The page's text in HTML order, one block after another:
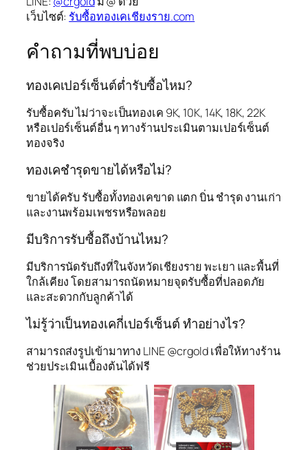
เว็บไซต์: รับซื้อทองเคเชียงราย.com
คำถามที่พบบ่อย
ทองเคเปอร์เซ็นต์ต่ำรับซื้อไหม?
รับซื้อครับ ไม่ว่าจะเป็นทองเค 9K, 10K, 14K, 18K, 22K
หรือเปอร์เซ็นต์อื่น ๆ ทางร้านประเมินตามเปอร์เซ็นต์
ทองจริง
ทองเคชำรุดขายได้หรือไม่?
ขายได้ครับ รับซื้อทั้งทองเคขาด แตก บิ่น ชำรุด งานเก่า
และงานพร้อมเพชรหรือพลอย
มีบริการรับซื้อถึงบ้านไหม?
มีบริการนัดรับถึงที่ในจังหวัดเชียงราย พะเยา และพื้นที่
ใกล้เคียง โดยสามารถนัดหมายจุดรับซื้อที่ปลอดภัย
และสะดวกกับลูกค้าได้
ไม่รู้ว่าเป็นทองเคกี่เปอร์เซ็นต์ ทำอย่างไร?
สามารถส่งรูปเข้ามาทาง LINE @crgold เพื่อให้ทางร้าน
ช่วยประเมินเบื้องต้นได้ฟรี